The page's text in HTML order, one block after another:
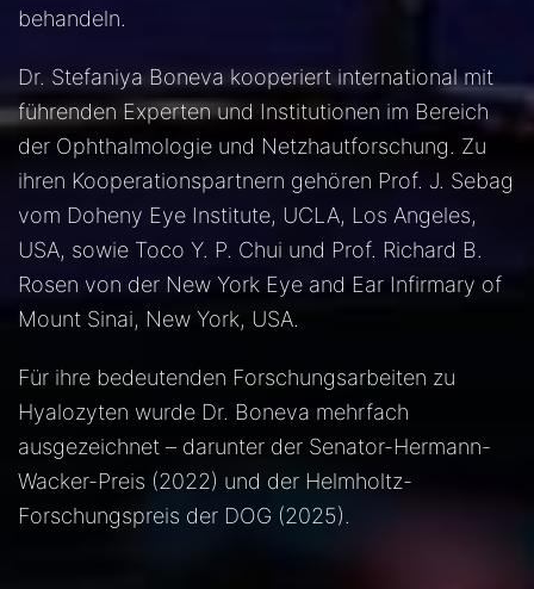
behandeln.
Dr. Stefaniya Boneva kooperiert international mit
führenden Experten und Institutionen im Bereich
der Ophthalmologie und Netzhautforschung. Zu
ihren Kooperationspartnern gehören Prof. J. Sebag
vom Doheny Eye Institute, UCLA, Los Angeles,
USA, sowie Toco Y. P. Chui und Prof. Richard B.
Rosen von der New York Eye and Ear Infirmary of
Mount Sinai, New York, USA.
Für ihre bedeutenden Forschungsarbeiten zu
Hyalozyten wurde Dr. Boneva mehrfach
ausgezeichnet – darunter der Senator-Hermann-
Wacker-Preis (2022) und der Helmholtz-
Forschungspreis der DOG (2025).